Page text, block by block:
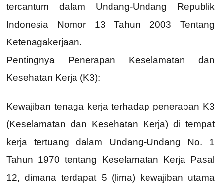
tercantum dalam Undang-Undang Republik
Indonesia Nomor 13 Tahun 2003 Tentang
Ketenagakerjaan.
Pentingnya Penerapan Keselamatan dan
Kesehatan Kerja (K3):
Kewajiban tenaga kerja terhadap penerapan K3
(Keselamatan dan Kesehatan Kerja) di tempat
kerja tertuang dalam Undang-Undang No. 1
Tahun 1970 tentang Keselamatan Kerja Pasal
12, dimana terdapat 5 (lima) kewajiban utama